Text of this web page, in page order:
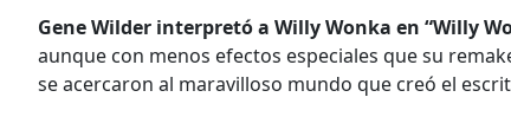
Gene Wilder interpretó a Willy Wonka en “Willy
aunque con menos efectos especiales que su
se acercaron al maravilloso mundo que creó el